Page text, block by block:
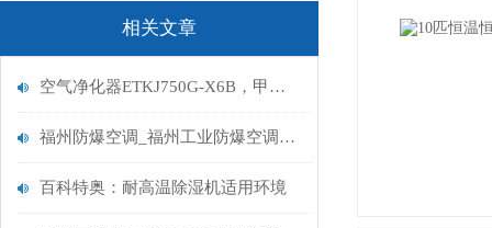
相关文章
空气净化器ETKJ750G-X6B，甲醛空气净化器
福州防爆空调_福州工业防爆空调厂家
百科特奥：耐高温除湿机适用环境